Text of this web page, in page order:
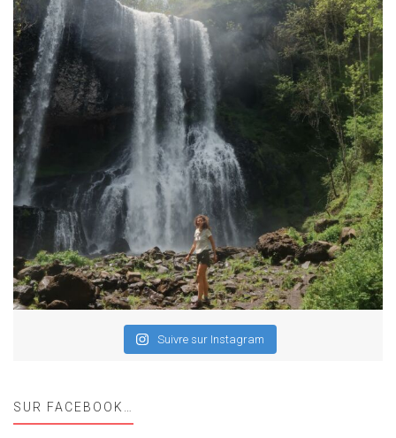
Suivre sur Instagram
SUR FACEBOOK…